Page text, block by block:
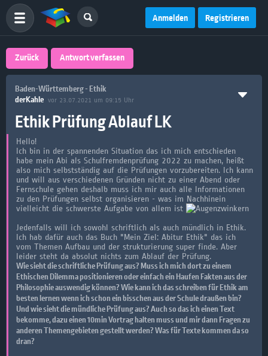
Anmelden Registrieren
Zurück Antwort verfassen
Baden-Württemberg - Ethik
derKahle vor 23.07.2021 um 09:15 Uhr
Ethik Prüfung Ablauf LK
Hello!
Ich bin in der spannenden Situation das ich mich entschieden
habe mein Abi als Schulfremdenprüfung 2022 zu machen, heißt
also mich selbstständig auf die Prüfungen vorzubereiten. Ich kann
und will aus verschiedenen Gründen nicht zu einer Abend oder
Fernschule gehen deshalb muss ich mir auch alle Informationen
zu den Prüfungen selbst organisieren - was im Nachhinein
vielleicht die schwerste Aufgabe von allem ist
Jedenfalls will ich sowohl schriftlich als auch mündlich in Ethik.
Ich hab dafür auch das Buch "Mein Ziel: Abitur Ethik" das ich
vom Themen Aufbau und der strukturierung super finde. Aber
leider steht da absolut nichts zum Ablauf der Prüfung.
Wie sieht die schriftliche Prüfung aus? Muss ich mich dort zu einem
Ethischen Dilemma positionieren oder einfach ein Haufen Fakten aus der
Philosophie auswendig können? Wie kann ich das schreiben für Ethik am
besten lernen wenn ich schon ein bisschen aus der Schule draußen bin?
Und wie sieht die mündliche Prüfung aus? Auch so das ich einen Text
bekomme, dazu einen 10min Vortrag halten muss und mir dann Fragen zu
anderen Themengebieten gestellt werden? Was für Texte kommen da so
dran?